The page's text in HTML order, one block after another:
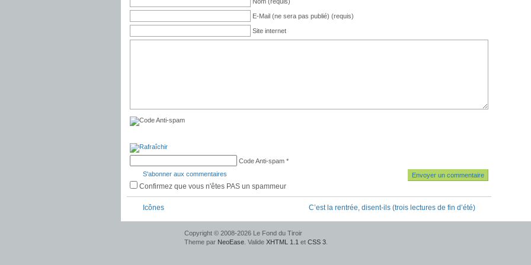
E-Mail (ne sera pas publié) (requis)
Site internet
Code Anti-spam *
S'abonner aux commentaires
Confirmez que vous n'êtes PAS un spammeur
Icônes C’est la rentrée, disent-ils (trois lectures de fin d’été)
Copyright © 2008-2026 Le Fond du Tiroir
Theme par NeoEase . Valide XHTML 1.1 et CSS 3